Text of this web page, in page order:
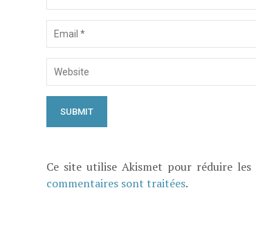
Ce site utilise Akismet pour réduire les
commentaires sont traitées.